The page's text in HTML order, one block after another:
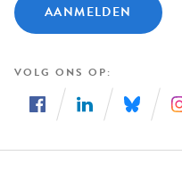
AANMELDEN
VOLG ONS OP
ons
ons
ons